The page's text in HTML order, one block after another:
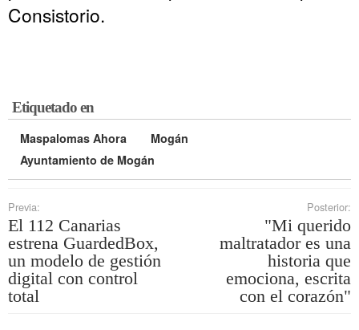
Consistorio.
Etiquetado en
Maspalomas Ahora
Mogán
Ayuntamiento de Mogán
Previa:
El 112 Canarias
estrena GuardedBox,
un modelo de gestión
digital con control
total
Posterior:
"Mi querido
maltratador es una
historia que
emociona, escrita
con el corazón"